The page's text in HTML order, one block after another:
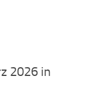
2026 in